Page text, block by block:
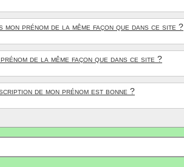
prénom de la même façon que dans ce site ?
de la même façon que dans ce site ?
de mon prénom est bonne ?